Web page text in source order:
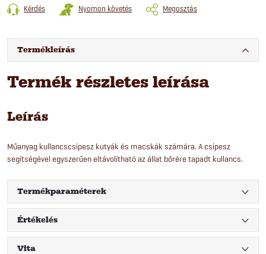
Kérdés Nyomon követés Megosztás
Termékleírás
Termék részletes leírása
Leírás
Műanyag kullancscsipesz kutyák és macskák számára. A csipesz
segítségével egyszerűen eltávolítható az állat bőrére tapadt kullancs.
Termékparaméterek
Értékelés
Vita